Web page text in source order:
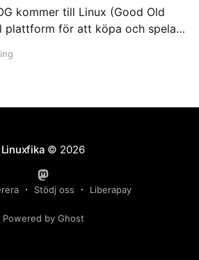
plattform för att köpa och spela
glasogon/
Linuxfika © 2026
Stödj oss Liberapay
Powered by Ghost